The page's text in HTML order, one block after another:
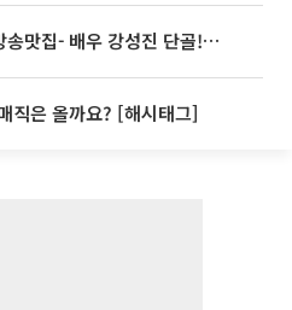
'2TV 생생정보' 오늘방송맛집- 배우 강성진 단골! 쌀국수ㆍ푸팟퐁 커리 맛집 '블○○○'
직은 올까요? [해시태그]